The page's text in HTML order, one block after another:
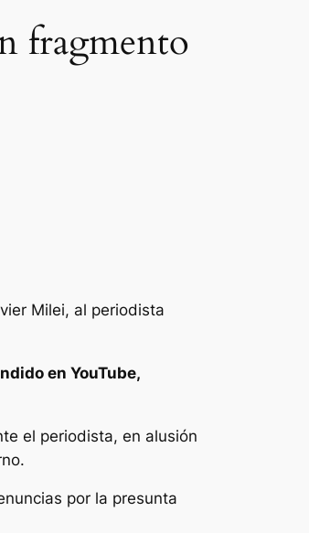
fragmento
Milei, al periodista
en YouTube,
el periodista, en alusión
por la presunta